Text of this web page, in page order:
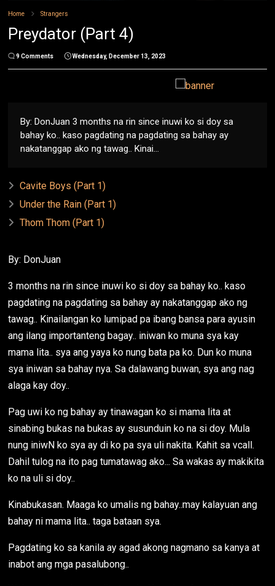
Home Strangers
Preydator (Part 4)
9 Comments Wednesday, December 13, 2023
By: DonJuan 3 months na rin since inuwi ko si doy sa
bahay ko.. kaso pagdating na pagdating sa bahay ay
nakatanggap ako ng tawag.. Kinai...
Cavite Boys (Part 1)
Under the Rain (Part 1)
Thom Thom (Part 1)
By: DonJuan
3 months na rin since inuwi ko si doy sa bahay ko.. kaso
pagdating na pagdating sa bahay ay nakatanggap ako ng
tawag.. Kinailangan ko lumipad pa ibang bansa para ayusin
ang ilang importanteng bagay.. iniwan ko muna sya kay
mama lita.. sya ang yaya ko nung bata pa ko. Dun ko muna
sya iniwan sa bahay nya. Sa dalawang buwan, sya ang nag
alaga kay doy..
Pag uwi ko ng bahay ay tinawagan ko si mama lita at
sinabing bukas na bukas ay susunduin ko na si doy. Mula
nung iniwN ko sya ay di ko pa sya uli nakita. Kahit sa vcall.
Dahil tulog na ito pag tumatawag ako... Sa wakas ay makikita
ko na uli si doy..
Kinabukasan. Maaga ko umalis ng bahay..may kalayuan ang
bahay ni mama lita.. taga bataan sya.
Pagdating ko sa kanila ay agad akong nagmano sa kanya at
inabot ang mga pasalubong..